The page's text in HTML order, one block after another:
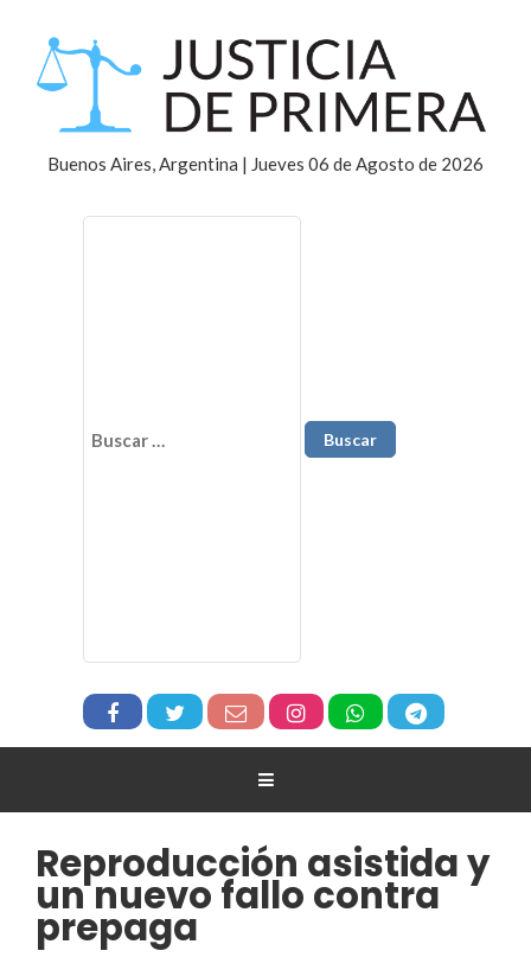
Buenos Aires, Argentina | Jueves 06 de Agosto de 2026
Reproducción asistida y
un nuevo fallo contra
prepaga